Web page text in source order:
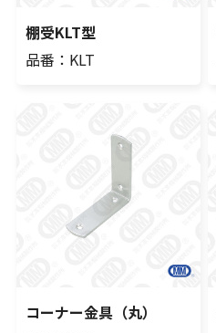
棚受KLT型
品番：KLT
コーナー金具（丸）